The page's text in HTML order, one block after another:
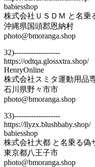
babiesshop
株式会社ＵＳＤＭ と名乗
沖縄県国頭郡恩納村
photo@bmoranga.shop
32)-------------------
https://odtqa.glossxtra.shop/
HenryOnline
株式会社スミタ運動用品
石川県野々市市
photo@bmoranga.shop
33)-------------------
https://llyzx.blushbaby.shop/
babiesshop
株式会社大都 と名乗る偽
東京都八王子市
photo@bmoranga.shop